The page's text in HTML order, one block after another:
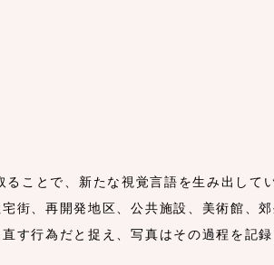
ことで、新たな視覚言語を生み出して
街、再開発地区、公共施設、美術館、
す行為だと捉え、写真はその過程を記